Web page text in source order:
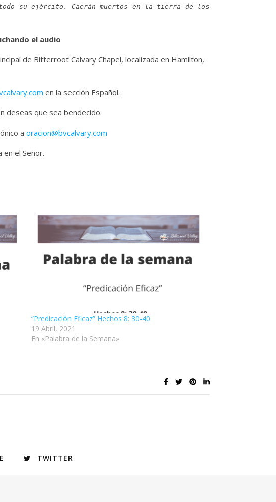
su ejército. Caerán muertos en la tierra de los
el audio
de Bitterroot Calvary Chapel, localizada en Hamilton,
en la sección Español.
deseas que sea bendecido.
a oracion@bvcalvary.com
en el Señor.
“Predicación Eficaz” Hechos 8: 30-40
19 Abril, 2021
En «Palabra de la Semana»
TWITTER